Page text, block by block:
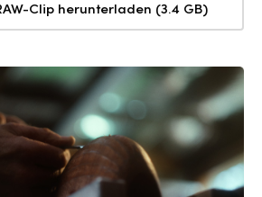
Clip herunterladen (3.4 GB)